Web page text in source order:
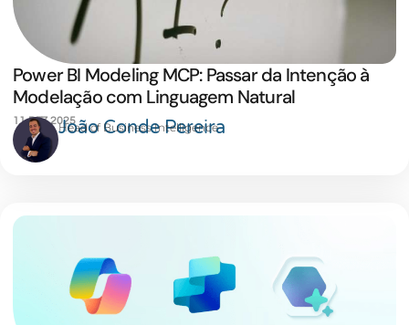
Power BI Modeling MCP: Passar da Intenção à
Modelação com Linguagem Natural
11 DEZ 2025João Conde Pereira
Head of Business Intelligence